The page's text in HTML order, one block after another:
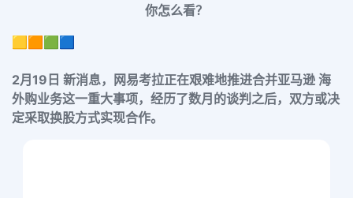
你怎么看？
🟨🟧🟩🟦
2月19日 新消息，网易考拉正在艰难地推进合并亚马逊 海
外购业务这一重大事项，经历了数月的谈判之后，双方或决
定采取换股方式实现合作。